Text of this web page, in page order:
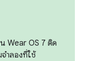
Wear OS 7 ติด
ำลองที่ใช้